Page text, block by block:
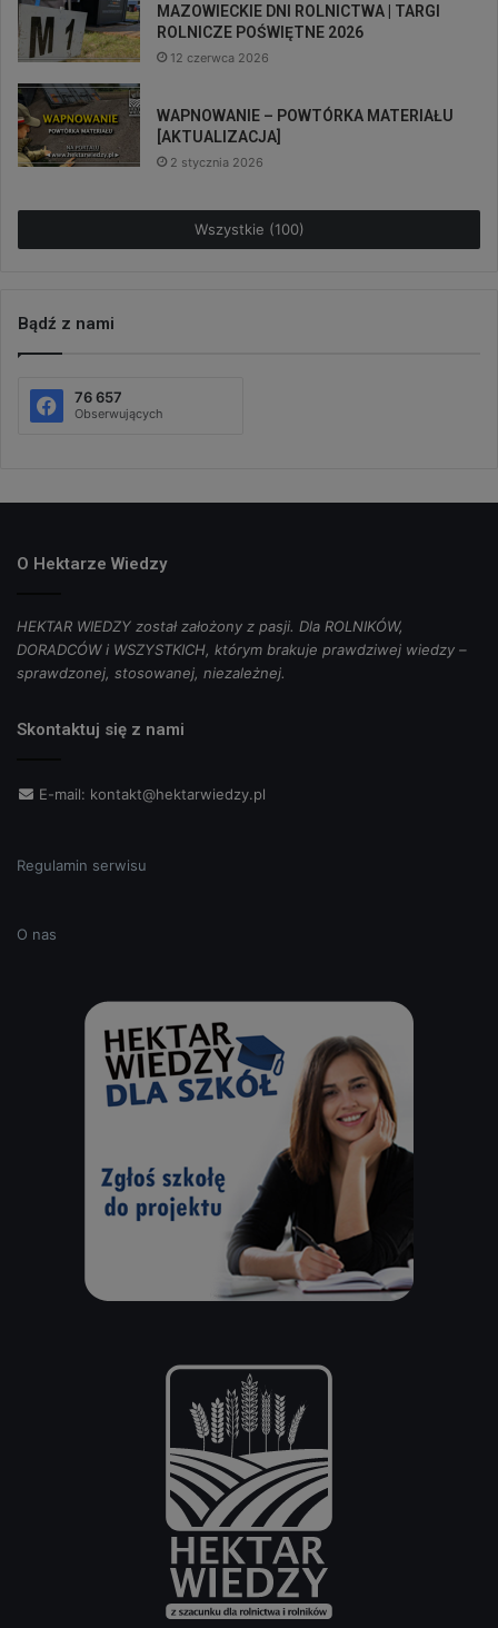
MAZOWIECKIE DNI ROLNICTWA | TARGI
ROLNICZE POŚWIĘTNE 2026
12 czerwca 2026
WAPNOWANIE – POWTÓRKA MATERIAŁU
[AKTUALIZACJA]
2 stycznia 2026
Wszystkie (100)
Bądź z nami
76 657
Obserwujących
O Hektarze Wiedzy
HEKTAR WIEDZY został założony z pasji. Dla ROLNIKÓW,
DORADCÓW i WSZYSTKICH, którym brakuje prawdziwej wiedzy –
sprawdzonej, stosowanej, niezależnej.
Skontaktuj się z nami
E-mail: kontakt@hektarwiedzy.pl
Regulamin serwisu
O nas